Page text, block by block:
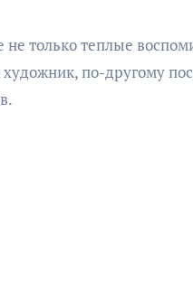
только теплые
художник, по-другому